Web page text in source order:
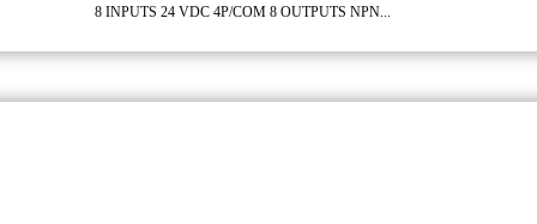
8 INPUTS 24 VDC 4P/COM 8 OUTPUTS NPN...